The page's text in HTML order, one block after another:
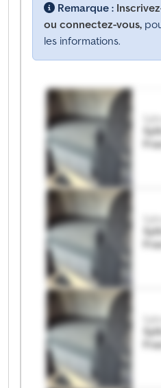
Remarque :
ou connectez-vous,
les informations.